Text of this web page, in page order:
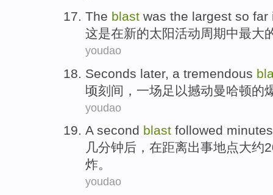
The blast was the largest so far
这是在新的太阳活动周期中最大
youdao
Seconds later, a tremendous
顷刻间 ， 一场足以撼动曼哈顿的
youdao
A second blast followed minutes
几分钟后 ，在距离出事地点大约
炸。
youdao